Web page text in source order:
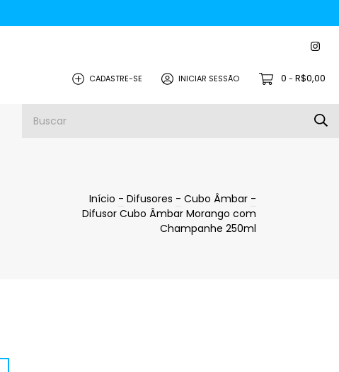
CADASTRE-SE INICIAR SESSÃO 0 - R$0,00
Início - Difusores - Cubo Âmbar -
Difusor Cubo Âmbar Morango com
Champanhe 250ml